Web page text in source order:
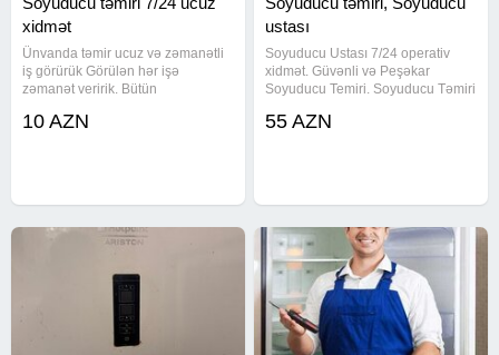
xidmət
Ünvanda təmir ucuz və zəmanətli
iş görürük Görülən hər işə
zəmanət veririk. Bütün
serfeli qiymete pesekar ucuz ve
10 AZN
ustası
Soyuducu Ustası 7/24 operativ
xidmət. Güvənli və Peşəkar
Soyuducu Temiri. Soyuducu Təmiri
Soyuducu Ustasi. Ucuz Qiymete.
55 AZN